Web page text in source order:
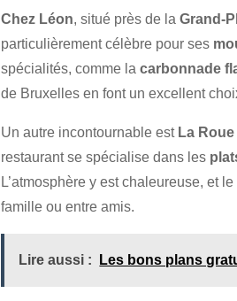
Chez Léon, situé près de laGrand-
particulièrement célèbre pour ses
spécialités, comme lacarbonnade
de Bruxelles en font un excellent
Un autre incontournable est La Roue
restaurant se spécialise dans les
L’atmosphère y est chaleureuse, et
famille ou entre amis.
Lire aussi : Les bons plans